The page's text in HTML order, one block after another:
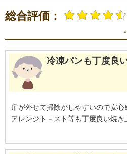
総合評価：
冷凍パンも丁度良
扉が外せて掃除がしやすいので安
アレンジト－スト等も丁度良い焼き